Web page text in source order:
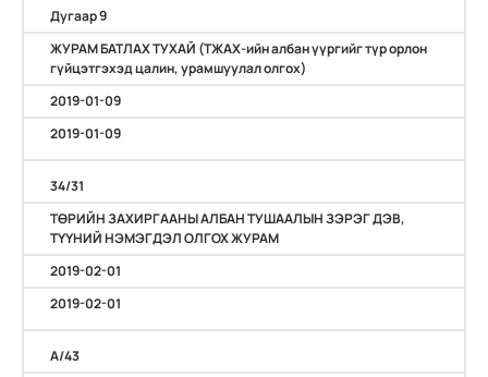
Дугаар 9
ЖУРАМ БАТЛАХ ТУХАЙ (ТЖАХ-ийн албан үүргийг түр орлон
гүйцэтгэхэд цалин, урамшуулал олгох)
2019-01-09
2019-01-09
34/31
ТӨРИЙН ЗАХИРГААНЫ АЛБАН ТУШААЛЫН ЗЭРЭГ ДЭВ,
ТҮҮНИЙ НЭМЭГДЭЛ ОЛГОХ ЖУРАМ
2019-02-01
2019-02-01
A/43